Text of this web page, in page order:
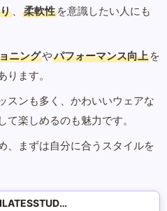
、 柔軟性 を意識したい人にも
ニングやパフォーマンス向上 を
ます。
スンも多く、かわいいウェアな
楽しめるのも魅力です。
、まずは自分に合うスタイルを
ピラティススタジオ デップ (PILATESSTUDIO DEP)